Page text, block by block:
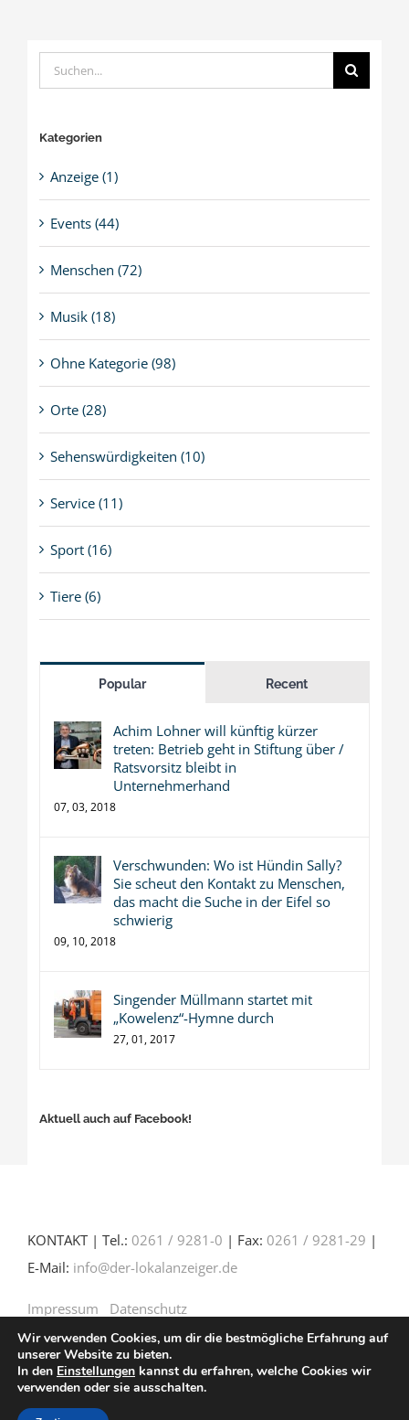
Suche
nach:
Kategorien
Anzeige (1)
Events (44)
Menschen (72)
Musik (18)
Ohne Kategorie (98)
Orte (28)
Sehenswürdigkeiten (10)
Service (11)
Sport (16)
Tiere (6)
Popular Recent
Achim Lohner will künftig kürzer
treten: Betrieb geht in Stiftung über /
Ratsvorsitz bleibt in
Unternehmerhand
07, 03, 2018
Verschwunden: Wo ist Hündin Sally?
Sie scheut den Kontakt zu Menschen,
das macht die Suche in der Eifel so
schwierig
09, 10, 2018
Singender Müllmann startet mit
„Kowelenz“-Hymne durch
27, 01, 2017
Aktuell auch auf Facebook!
KONTAKT | Tel.: 0261 / 9281-0 | Fax: 0261 / 9281-29 |
E-Mail: info@der-lokalanzeiger.de
Impressum Datenschutz
© Copyright 2016 -2026 | Verlag für Anzeigenblätter
Wir verwenden Cookies, um dir die bestmögliche Erfahrung auf
unserer Website zu bieten.
In den Einstellungen kannst du erfahren, welche Cookies wir
verwenden oder sie ausschalten.